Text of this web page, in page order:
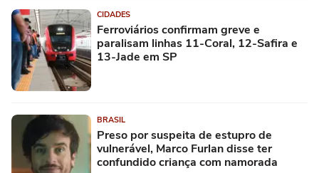
CIDADES
Ferroviários confirmam greve e
paralisam linhas 11-Coral, 12-Safira e
13-Jade em SP
BRASIL
Preso por suspeita de estupro de
vulnerável, Marco Furlan disse ter
confundido criança com namorada